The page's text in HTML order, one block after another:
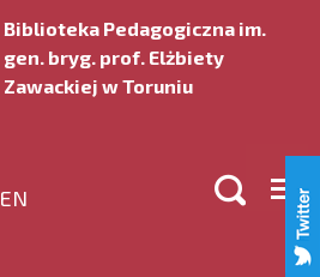
Biblioteka Pedagogiczna im.
gen. bryg. prof. Elżbiety
Zawackiej w Toruniu
EN 